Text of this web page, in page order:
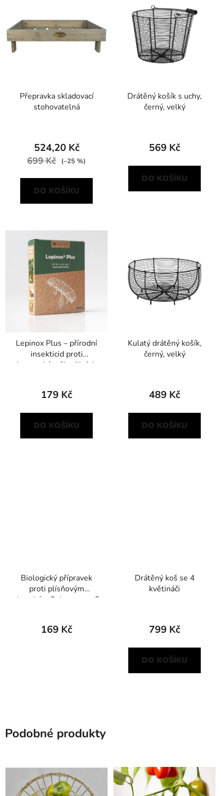
Přepravka skladovací
stohovatelná
524,20 Kč
699 Kč (–25 %)
DO KOŠÍKU
Drátěný košík s uchy,
černý, velký
569 Kč
DO KOŠÍKU
Lepinox Plus – přírodní
insekticid proti
housenkám škodlivých
179 Kč
DO KOŠÍKU
Kulatý drátěný košík,
černý, velký
489 Kč
DO KOŠÍKU
Biologický přípravek
proti plísňovým
chorobám Polyversum 5
169 Kč
Drátěný koš se 4
květináči
799 Kč
DO KOŠÍKU
Podobné produkty